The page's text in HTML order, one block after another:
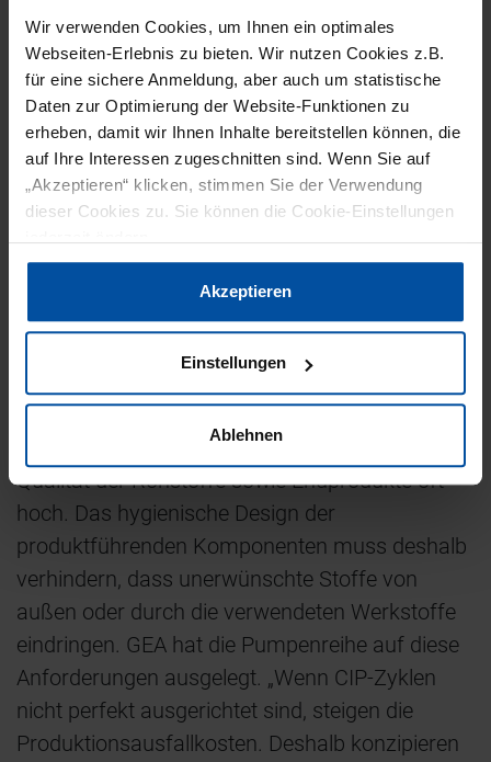
Wir verwenden Cookies, um Ihnen ein optimales
Webseiten-Erlebnis zu bieten. Wir nutzen Cookies z.B.
für eine sichere Anmeldung, aber auch um statistische
Daten zur Optimierung der Website-Funktionen zu
erheben, damit wir Ihnen Inhalte bereitstellen können, die
auf Ihre Interessen zugeschnitten sind. Wenn Sie auf
„Akzeptieren“ klicken, stimmen Sie der Verwendung
dieser Cookies zu. Sie können die Cookie-Einstellungen
Datenschutzerklärung|Impressum
Akzeptieren
Einstellungen
Ablehnen
im Vergleich zur bislang vorhandenen Serie auf
100 Kubikmeter pro Stunde. „Es ist unser
Anspruch an das Hilge-Pumpenprogramm, mit
wenigen Baugrößen ein möglichst großes
Kennfeld abzudecken“, so Zickler. „Wir
reduzieren dadurch den Aufwand der
je mehr unterschiedliche Baugrößen in einer
Prozesslinie vertreten sind, desto mehr
Gleitringdichtungen und O-Ringsätze müssen
vorgehalten werden.“
In der Lebensmittelindustrie sind die
Anforderungen an Reinheit und reproduzierbare
Qualität der Rohstoffe sowie Endprodukte oft
hoch. Das hygienische Design der
produktführenden Komponenten muss deshalb
verhindern, dass unerwünschte Stoffe von
außen oder durch die verwendeten Werkstoffe
eindringen. GEA hat die Pumpenreihe auf diese
Anforderungen ausgelegt. „Wenn CIP-Zyklen
nicht perfekt ausgerichtet sind, steigen die
Produktionsausfallkosten. Deshalb konzipieren